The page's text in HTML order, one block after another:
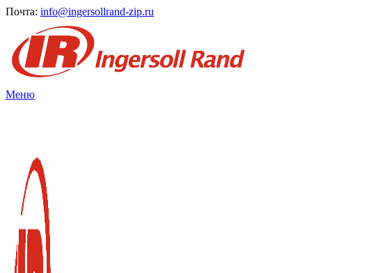
Почта: info@ingersollrand-zip.ru
Меню